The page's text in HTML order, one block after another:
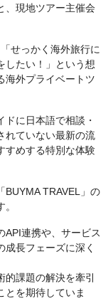
、現地ツアー主催会
「せっかく海外旅行に
したい！」という想
海外プライベートツ
に日本語で相談・
れていない最新の流
すめする特別な体験
BUYMA TRAVEL」の
API連携や、サービス
長フェーズに深く
課題の解決を牽引
とを期待していま